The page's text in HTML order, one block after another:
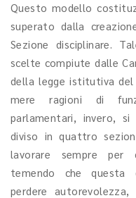
Questo modello
superato dalla
Sezione disciplinare.
scelte compiute dalle
della legge istitutiva del
mere ragioni di
parlamentari, invero,
diviso in quattro
lavorare sempre per
temendo che questa
perdere